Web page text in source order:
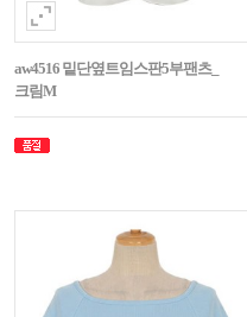
aw4516 밑단옆트임스판5부팬츠_
크림M